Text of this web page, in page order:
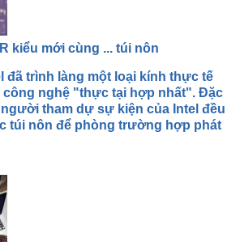
kiểu mới cùng ... túi nôn
đã trình làng một loại kính thực tế
công nghệ "thực tại hợp nhất". Đặc
tham dự sự kiện của Intel đều
túi nôn để phòng trường hợp phát